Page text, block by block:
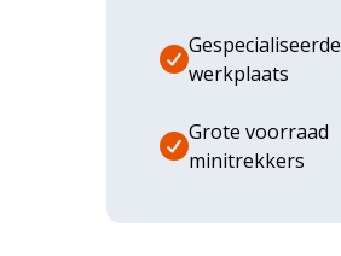
Gespecialiseerde
werkplaats
Grote voorraad
minitrekkers